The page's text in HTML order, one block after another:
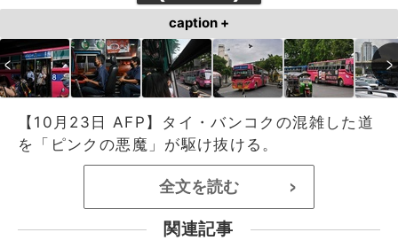
caption +
【10月23日 AFP】タイ・バンコクの混雑した道
を「ピンクの悪魔」が駆け抜ける。
全文を読む >
関連記事